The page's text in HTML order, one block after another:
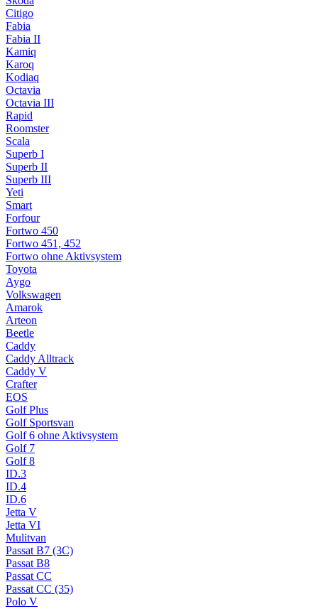
Citigo
Fabia
Fabia II
Kamiq
Karoq
Kodiaq
Octavia
Octavia III
Rapid
Roomster
Scala
Superb I
Superb II
Superb III
Yeti
Smart
Forfour
Fortwo 450
Fortwo 451, 452
Fortwo ohne Aktivsystem
Toyota
Aygo
Volkswagen
Amarok
Arteon
Beetle
Caddy
Caddy Alltrack
Caddy V
Crafter
EOS
Golf Plus
Golf Sportsvan
Golf 6 ohne Aktivsystem
Golf 7
Golf 8
ID.3
ID.4
ID.6
Jetta V
Jetta VI
Mulitvan
Passat B7 (3C)
Passat B8
Passat CC
Passat CC (35)
Polo V